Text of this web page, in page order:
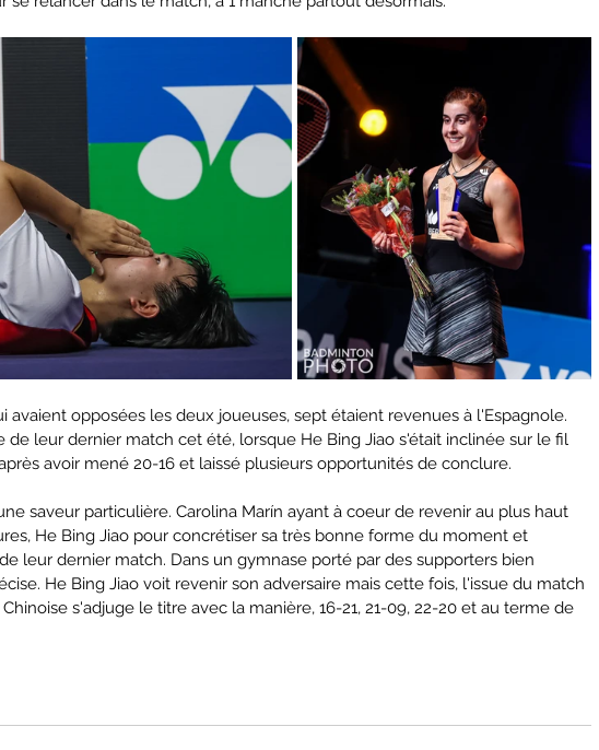
avaient opposées les deux joueuses, sept étaient revenues à l'Espagnole.
de leur dernier match cet été, lorsque He Bing Jiao s'était inclinée sur le fil
avoir mené 20-16 et laissé plusieurs opportunités de conclure.
saveur particulière. Carolina Marín ayant à coeur de revenir au plus haut
He Bing Jiao pour concrétiser sa très bonne forme du moment et
leur dernier match. Dans un gymnase porté par des supporters bien
He Bing Jiao voit revenir son adversaire mais cette fois, l'issue du match
s'adjuge le titre avec la manière, 16-21, 21-09, 22-20 et au terme de